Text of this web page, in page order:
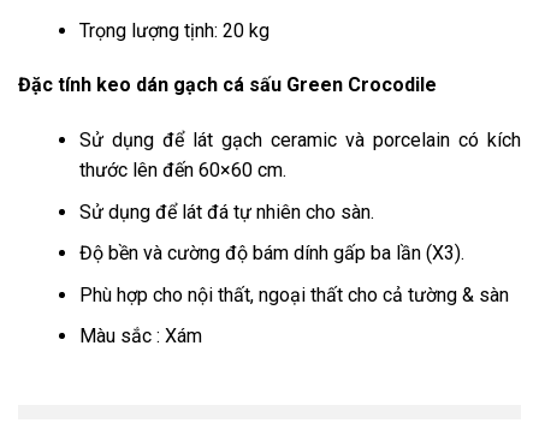
Trọng lượng tịnh: 20 kg
Đặc tính keo dán gạch cá sấu Green Crocodile
Sử dụng để lát gạch ceramic và porcelain có kích
thước lên đến 60×60 cm.
Sử dụng để lát đá tự nhiên cho sàn.
Độ bền và cường độ bám dính gấp ba lần (X3).
Phù hợp cho nội thất, ngoại thất cho cả tường & sàn
Màu sắc : Xám